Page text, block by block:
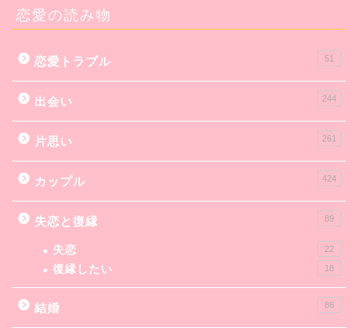
恋愛の読み物
恋愛トラブル 51
出会い 244
片思い 261
カップル 424
失恋と復縁 89
失恋 22
復縁したい 18
結婚 86